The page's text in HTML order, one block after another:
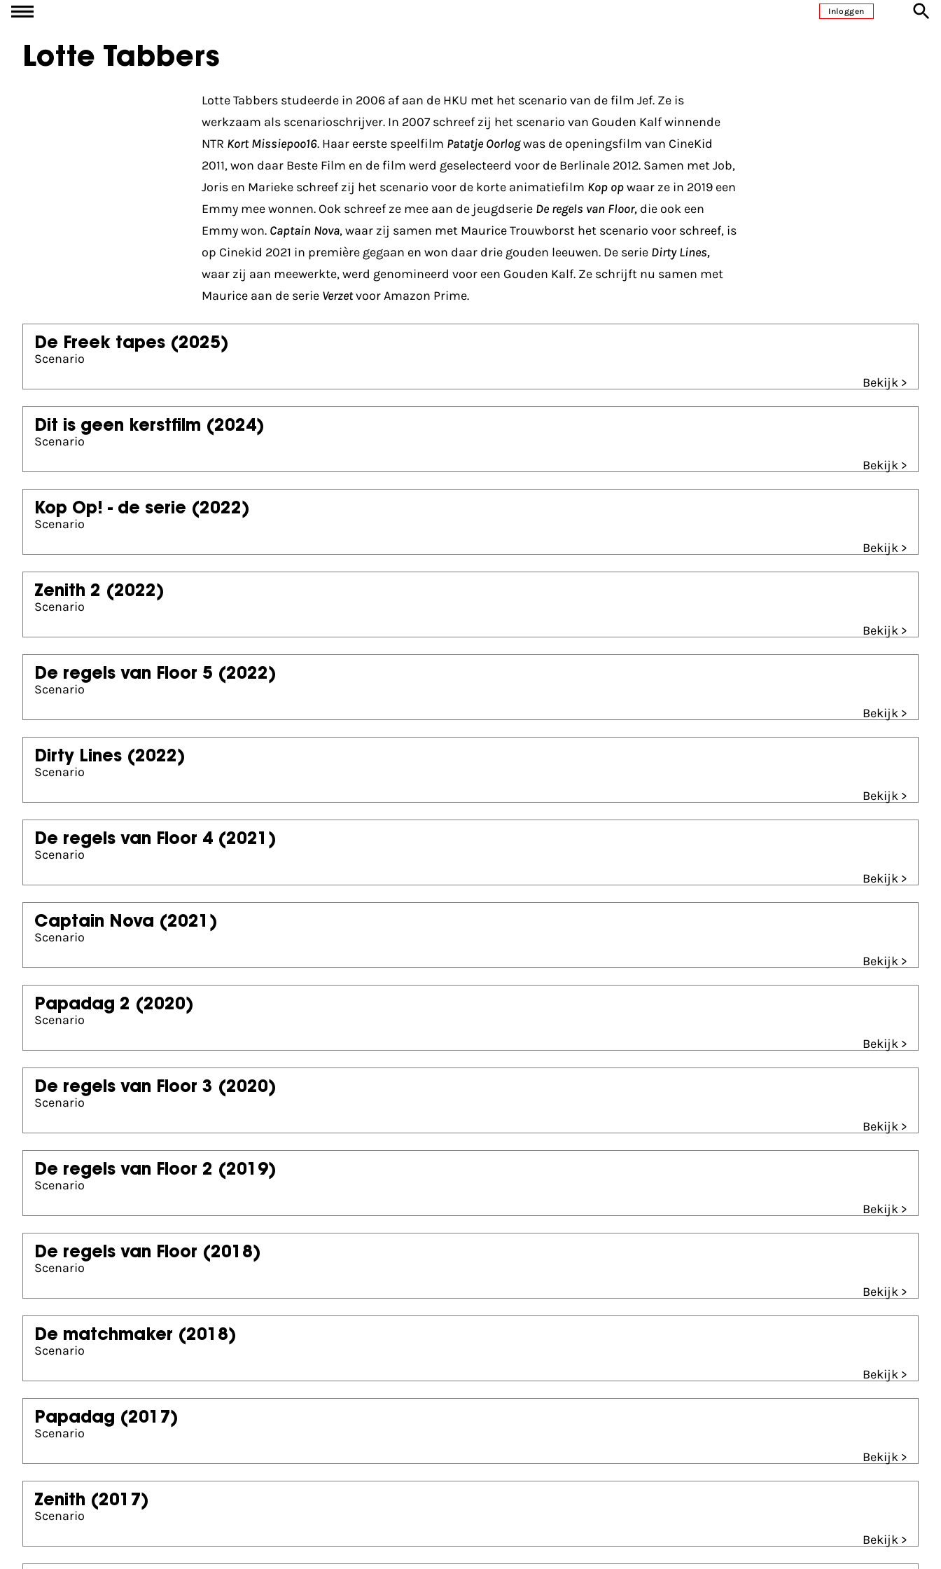
Ga naar inhoud Inloggen
Lotte Tabbers
Lotte Tabbers studeerde in 2006 af aan de HKU met het scenario van de film Jef. Ze is
werkzaam als scenarioschrijver. In 2007 schreef zij het scenario van Gouden Kalf winnende
NTR Kort Missiepoo16. Haar eerste speelfilm Patatje Oorlogwas de openingsfilm van CineKid
2011, won daar Beste Film en de film werd geselecteerd voor de Berlinale 2012. Samen met Job,
Joris en Marieke schreef zij het scenario voor de korte animatiefilm Kop opwaar ze in 2019 een
Emmy mee wonnen. Ook schreef ze mee aan de jeugdserie De regels van Floor, die ook een
Emmy won. Captain Nova, waar zij samen met Maurice Trouwborst het scenario voor schreef, is
op Cinekid 2021 in première gegaan en won daar drie gouden leeuwen. De serie Dirty Lines,
waar zij aan meewerkte, werd genomineerd voor een Gouden Kalf. Ze schrijft nu samen met
Maurice aan de serie Verzetvoor Amazon Prime.
De Freek tapes (2025)
Scenario
Bekijk >
Dit is geen kerstfilm (2024)
Scenario
Bekijk >
Kop Op! - de serie (2022)
Scenario
Bekijk >
Zenith 2 (2022)
Scenario
Bekijk >
De regels van Floor 5 (2022)
Scenario
Bekijk >
Dirty Lines (2022)
Scenario
Bekijk >
De regels van Floor 4 (2021)
Scenario
Bekijk >
Captain Nova (2021)
Scenario
Bekijk >
Papadag 2 (2020)
Scenario
Bekijk >
De regels van Floor 3 (2020)
Scenario
Bekijk >
De regels van Floor 2 (2019)
Scenario
Bekijk >
De regels van Floor (2018)
Scenario
Bekijk >
De matchmaker (2018)
Scenario
Bekijk >
Papadag (2017)
Scenario
Bekijk >
Zenith (2017)
Scenario
Bekijk >